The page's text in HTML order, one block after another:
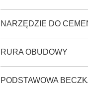
NARZĘDZIE DO
RURA OBUDOWY
PODSTAWOWA